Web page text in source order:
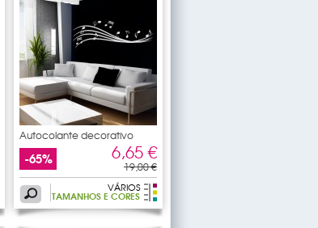
Autocolante decorativo
pauta
-65% 6,65 €
19,00 €
VÁRIOS
TAMANHOS E CORES